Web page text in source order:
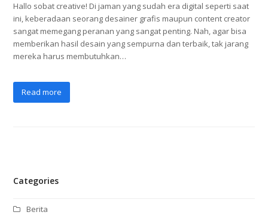
Hallo sobat creative! Di jaman yang sudah era digital seperti saat
ini, keberadaan seorang desainer grafis maupun content creator
sangat memegang peranan yang sangat penting. Nah, agar bisa
memberikan hasil desain yang sempurna dan terbaik, tak jarang
mereka harus membutuhkan…
Read more
Categories
Berita